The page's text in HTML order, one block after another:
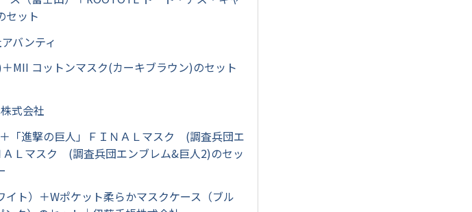
セット
バンティ
MII コットンマスク(カーキブラウン)のセット
式会社
「進撃の巨人」ＦＩＮＡＬマスク (調査兵団エ
Ｌマスク (調査兵団エンブレム&巨人2)のセッ
ト）＋Wポケット柔らかマスクケース（ブル